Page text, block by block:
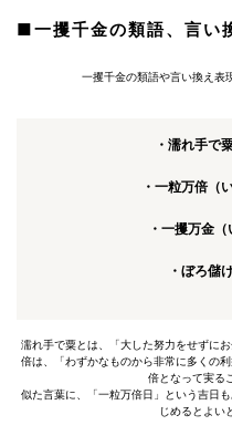
■一攫千金の類語、言い
一攫千金の類語や言い換え表
・濡れ手で
・一粒万倍（
・一攫万金（
・ぼろ儲
濡れ手で粟とは、「大した努力をせずに
倍は、「わずかなものから非常に多くの
倍となって実る
似た言葉に、「一粒万倍日」という吉日
じめるとよい